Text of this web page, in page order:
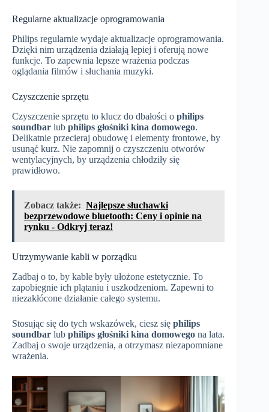
Regularne aktualizacje oprogramowania
Philips regularnie wydaje aktualizacje oprogramowania.
Dzięki nim urządzenia działają lepiej i oferują nowe
funkcje. To zapewnia lepsze wrażenia podczas
oglądania filmów i słuchania muzyki.
Czyszczenie sprzętu
Czyszczenie sprzętu to klucz do dbałości o philips
soundbar lub philips głośniki kina domowego.
Delikatnie przecieraj obudowę i elementy frontowe, by
usunąć kurz. Nie zapomnij o czyszczeniu otworów
wentylacyjnych, by urządzenia chłodziły się
prawidłowo.
Zobacz także: Najlepsze słuchawki
bezprzewodowe bluetooth: Ceny i opinie na
rynku - Odkryj teraz!
Utrzymywanie kabli w porządku
Zadbaj o to, by kable były ułożone estetycznie. To
zapobiegnie ich plątaniu i uszkodzeniom. Zapewni to
niezakłócone działanie całego systemu.
Stosując się do tych wskazówek, ciesz się philips
soundbar lub philips głośniki kina domowego na lata.
Zadbaj o swoje urządzenia, a otrzymasz niezapomniane
wrażenia.